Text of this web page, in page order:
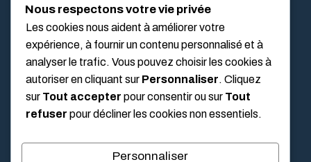
Scooter
LIEN UTILES
Mentions légales
Nous respectons votre vie privée
Les cookies nous aident à améliorer votre
expérience, à fournir un contenu personnalisé et à
analyser le trafic. Vous pouvez choisir les cookies à
autoriser en cliquant sur Personnaliser. Cliquez
sur Tout accepter pour consentir ou sur Tout
refuser pour décliner les cookies non essentiels.
Personnaliser